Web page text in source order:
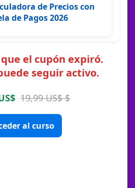
de Precios con
de Pagos 2026
el cupón expiró.
seguir activo.
19,99 US$ $
al curso